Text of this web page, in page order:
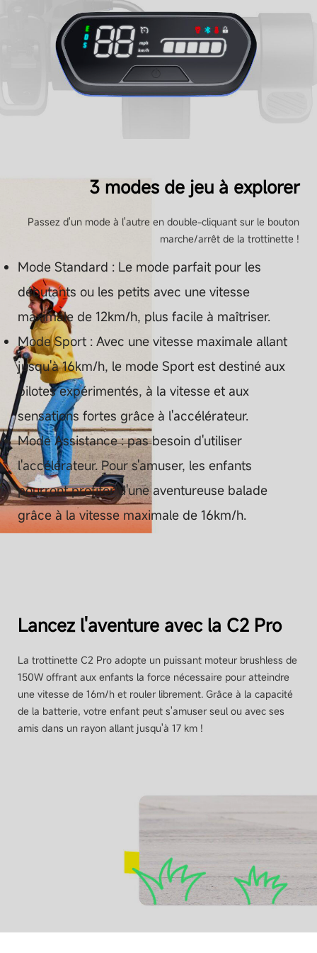
3 modes de jeu à explorer
Passez d'un mode à l'autre en double-cliquant sur le bouton
marche/arrêt de la trottinette !
Mode Standard : Le mode parfait pour les
débutants ou les petits avec une vitesse
maximale de 12km/h, plus facile à maîtriser.
Mode Sport : Avec une vitesse maximale allant
jusqu'à 16km/h, le mode Sport est destiné aux
pilotes expérimentés, à la vitesse et aux
sensations fortes grâce à l'accélérateur.
Mode Assistance : pas besoin d'utiliser
l'accélérateur. Pour s'amuser, les enfants
pourront profiter d'une aventureuse balade
grâce à la vitesse maximale de 16km/h.
Lancez l'aventure avec la C2 Pro
La trottinette C2 Pro adopte un puissant moteur brushless de
150W offrant aux enfants la force nécessaire pour atteindre
une vitesse de 16m/h et rouler librement. Grâce à la capacité
de la batterie, votre enfant peut s'amuser seul ou avec ses
amis dans un rayon allant jusqu'à 17 km !
Taille des pneus - Pneu avant
178 mm / 7 pouces
Taille des pneus - Pneu arrière
Application mobile
Bluetooth
Oui
Autres Caractéristiques
Guidon réglable
Hauteur réglable sur 3 niveaux
(885mm/960mm/1035mm)
Mécanisme de pliage
Affichage des informations
Vitesse, batterie restante, mode de conduite,
bluetooth, etc.
Régulateur de vitesse